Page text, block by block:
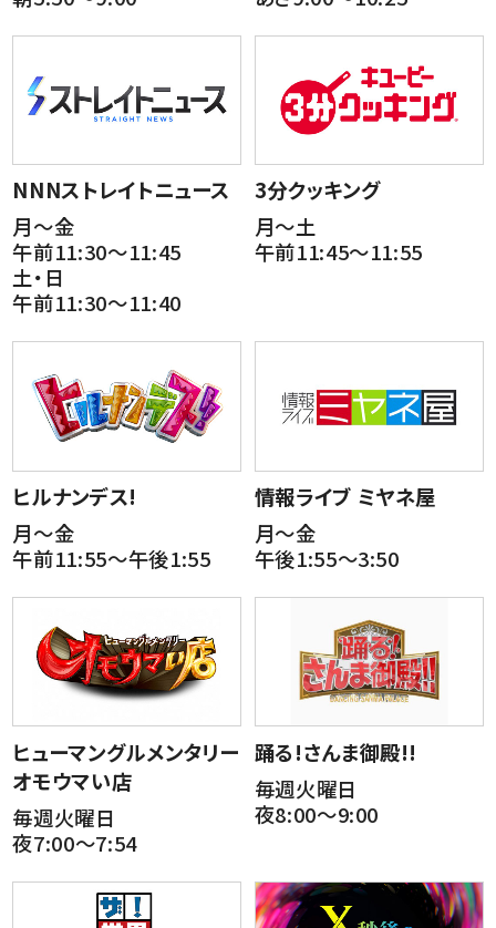
NNNストレイトニュース
月～金
午前11:30～11:45
土・日
午前11:30～11:40
3分クッキング
月～土
午前11:45～11:55
ヒルナンデス!
月～金
午前11:55～午後1:55
情報ライブ ミヤネ屋
月～金
午後1:55～3:50
ヒューマングルメンタリー
オモウマい店
毎週火曜日
夜7:00～7:54
踊る!さんま御殿!!
毎週火曜日
夜8:00～9:00